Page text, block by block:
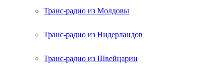
Транс-радио из Молдовы
Транс-радио из Нидерландов
Транс-радио из Швейцарии